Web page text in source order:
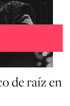
de raíz en